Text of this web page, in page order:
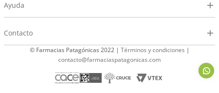
Ayuda
Contacto
© Farmacias Patagónicas 2022 | Términos y condiciones |
contacto@farmaciaspatagonicas.com